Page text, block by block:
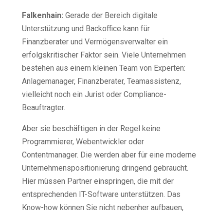
Falkenhain: Gerade der Bereich digitale
Unterstützung und Backoffice kann für
Finanzberater und Vermögensverwalter ein
erfolgskritischer Faktor sein. Viele Unternehmen
bestehen aus einem kleinen Team von Experten:
Anlagemanager, Finanzberater, Teamassistenz,
vielleicht noch ein Jurist oder Compliance-
Beauftragter.
Aber sie beschäftigen in der Regel keine
Programmierer, Webentwickler oder
Contentmanager. Die werden aber für eine moderne
Unternehmenspositionierung dringend gebraucht.
Hier müssen Partner einspringen, die mit der
entsprechenden IT-Software unterstützen. Das
Know-how können Sie nicht nebenher aufbauen,